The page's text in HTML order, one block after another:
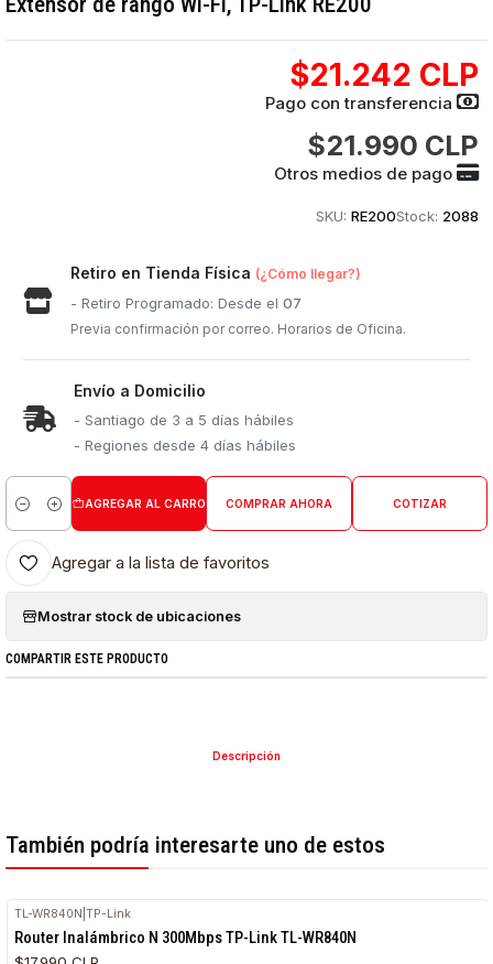
$21.242 CLP
Pago con transferencia
$21.990 CLP
Otros medios de pago
SKU: RE200Stock: 2088
Retiro en Tienda Física (¿Cómo llegar?)
- Retiro Programado: Desde el07
Previa confirmación por correo. Horarios de Oficina.
Envío a Domicilio
- Santiago de 3 a 5 días hábiles
- Regiones desde 4 días hábiles
Cantidad
AGREGAR AL CARRO COMPRAR AHORA COTIZAR
Agregar a la lista de favoritos
Mostrar stock de ubicaciones
COMPARTIR ESTE PRODUCTO
Descripción
También podría interesarte uno de estos
TL-WR840N |TP-Link
Router Inalámbrico N 300Mbps TP-Link TL-WR840N